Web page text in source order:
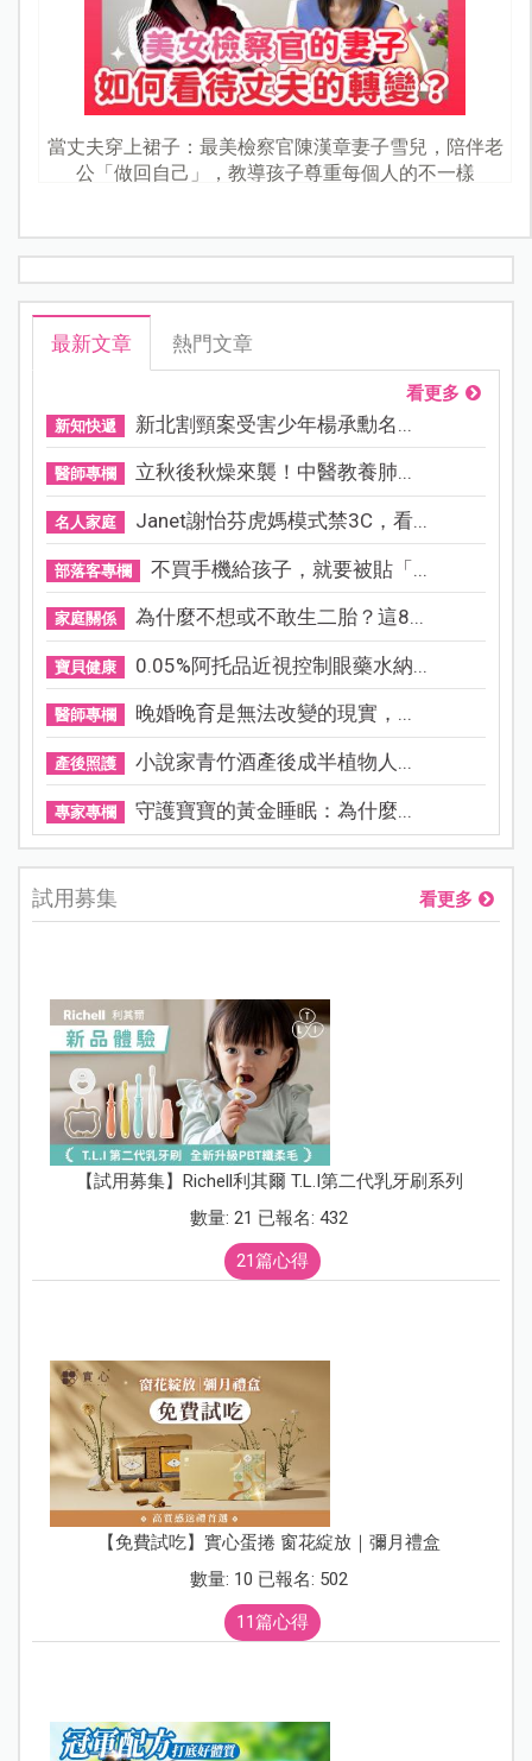
當丈夫穿上裙子：最美檢察官陳漢章妻子雪兒，陪伴老
公「做回自己」，教導孩子尊重每個人的不一樣
最新文章 熱門文章
看更多
新知快遞 新北割頸案受害少年楊承勳名...
醫師專欄 立秋後秋燥來襲！中醫教養肺...
名人家庭 Janet謝怡芬虎媽模式禁3C，看...
部落客專欄 不買手機給孩子，就要被貼「...
家庭關係 為什麼不想或不敢生二胎？這8...
寶貝健康 0.05%阿托品近視控制眼藥水納...
醫師專欄 晚婚晚育是無法改變的現實，...
產後照護 小說家青竹酒產後成半植物人...
專家專欄 守護寶寶的黃金睡眠：為什麼...
試用募集 看更多
【試用募集】Richell利其爾 T.L.I第二代乳牙刷系列
數量: 21 已報名: 432
21篇心得
【免費試吃】實心蛋捲 窗花綻放｜彌月禮盒
數量: 10 已報名: 502
11篇心得